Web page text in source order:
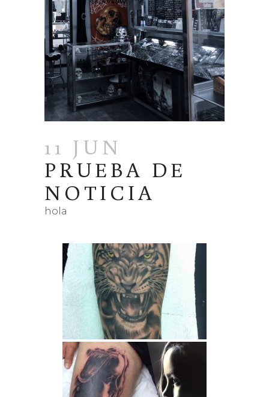
11 JUN
PRUEBA DE
NOTICIA
hola